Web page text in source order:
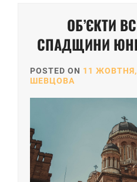
ОБ’ЄКТИ
СПАДЩИНИ
POSTED ON 11 ЖОВТНЯ,
ШЕВЦОВА